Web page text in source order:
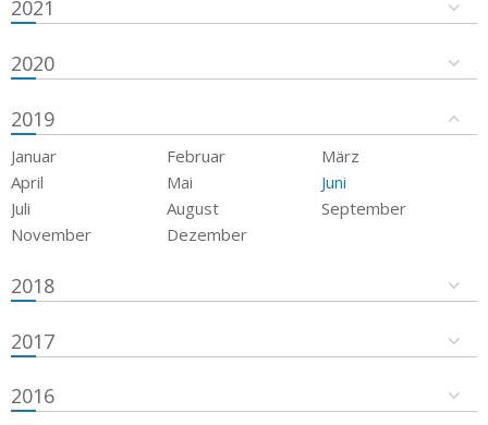
2021
2020
2019
Januar Februar
März
April
Mai
Juni
Juli
August
September
November
Dezember
2018
2017
2016